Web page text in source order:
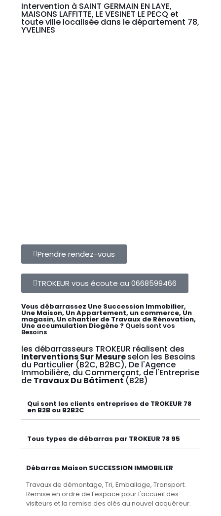
Intervention à SAINT GERMAIN EN LAYE,
MAISONS LAFFITTE, LE VESINET LE PECQ et
toute ville localisée dans le département 78,
YVELINES
Prendre rendez-vous
TROKEUR vous écoute au 0668599466
Vous débarrassez Une Succession Immobilier,
Une Maison, Un Appartement, un commerce, Un
magasin, Un chantier de Travaux de Rénovation,
Une accumulation Diogène ? Quels sont vos
Besoins
les débarrasseurs TROKEUR réalisent des
Interventions Sur Mesureselon les Besoins
du Particulier (B2C, B2BC), De l'Agence
Immobilière, du Commerçant, de l'Entreprise
de Travaux Du Bâtiment(B2B)
Qui sont les clients entreprises de TROKEUR 78
en B2B ou B2B2C
Tous types de débarras par TROKEUR 78 95
Débarras Maison SUCCESSION IMMOBILIER
Travaux de démontage, Tri, Emballage, Transport.
Remise en ordre de l'espace pour l'accueil des
visiteurs et la remise des clés au nouvel acquéreur.